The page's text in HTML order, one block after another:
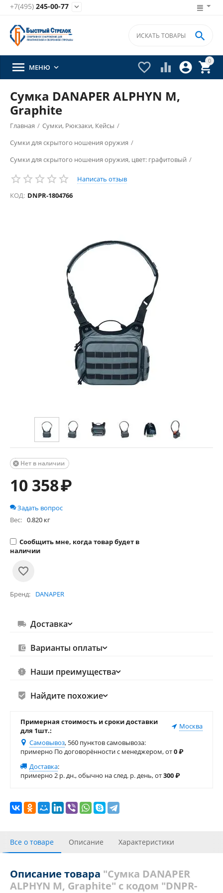
+7(495) 245-00-77 
0


 

 МЕНЮ 
Сумка DANAPER ALPHYN M,
Graphite
Главная / Сумки, Рюкзаки, Кейсы /
Сумки для скрытого ношения оружия /
Сумки для скрытого ношения оружия, цвет: графитовый /
Написать отзыв
КОД: DNPR-1804766
Нет в наличии

10 358₽
Задать вопрос
Вес: 0.820 кг
Сообщить мне, когда товар будет в
наличии
Бренд DANAPER
Доставка
Варианты оплаты
Наши преимущества
Найдите похожие
Примерная стоимость и сроки доставки
для 1шт.:
Москва
Самовывоз, 560 пунктов самовывоза:
примерно По договорённости с менеджером, от0₽
Доставка:
примерно 2 р. дн., обычно на след. р. день, от300₽
Все о товаре Описание Характеристики
Описание товара "Сумка DANAPER
ALPHYN M, Graphite" с кодом "DNPR-